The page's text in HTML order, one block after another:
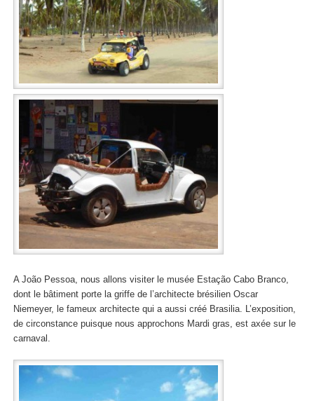
A João Pessoa, nous allons visiter le musée Estação Cabo Branco,
dont le bâtiment porte la griffe de l’architecte brésilien Oscar
Niemeyer, le fameux architecte qui a aussi créé Brasilia. L’exposition,
de circonstance puisque nous approchons Mardi gras, est axée sur le
carnaval.